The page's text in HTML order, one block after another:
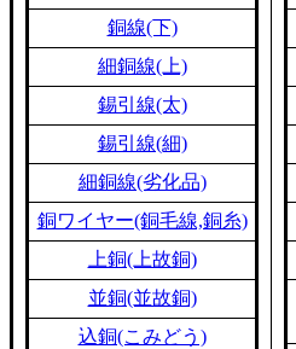
銅線(下)
細銅線(上)
錫引線(太)
錫引線(細)
細銅線(劣化品)
銅ワイヤー(銅毛線,銅糸)
上銅(上故銅)
並銅(並故銅)
込銅(こみどう)